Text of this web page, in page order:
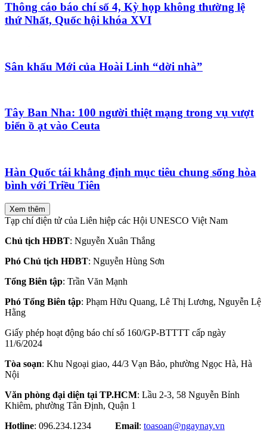
Thông cáo báo chí số 4, Kỳ họp không thường lệ
thứ Nhất, Quốc hội khóa XVI
Sân khấu Mới của Hoài Linh “dời nhà”
Tây Ban Nha: 100 người thiệt mạng trong vụ vượt
biển ồ ạt vào Ceuta
Hàn Quốc tái khẳng định mục tiêu chung sống hòa
bình với Triều Tiên
Xem thêm
Tạp chí điện tử của Liên hiệp các Hội UNESCO Việt Nam
Chủ tịch HĐBT: Nguyễn Xuân Thắng
Phó Chủ tịch HĐBT: Nguyễn Hùng Sơn
Tổng Biên tập: Trần Văn Mạnh
Phó Tổng Biên tập: Phạm Hữu Quang, Lê Thị Lương, Nguyễn Lệ
Hằng
Giấy phép hoạt động báo chí số 160/GP-BTTTT cấp ngày
11/6/2024
Tòa soạn: Khu Ngoại giao, 44/3 Vạn Bảo, phường Ngọc Hà, Hà
Nội
Văn phòng đại diện tại TP.HCM: Lầu 2-3, 58 Nguyễn Bỉnh
Khiêm, phường Tân Định, Quận 1
Hotline: 096.234.1234 Email: toasoan@ngaynay.vn